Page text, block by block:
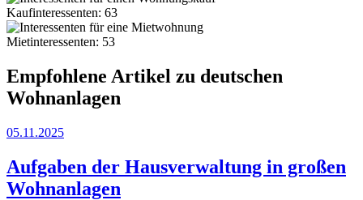
Kaufinteressenten: 63
Mietinteressenten: 53
Empfohlene Artikel zu deutschen
Wohnanlagen
05.11.2025
Aufgaben der Hausverwaltung in großen
Wohnanlagen